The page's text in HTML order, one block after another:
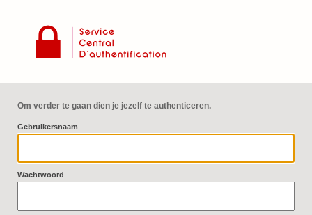
Om verder te gaan dien je jezelf te authenticeren.
Gebruikersnaam
Wachtwoord